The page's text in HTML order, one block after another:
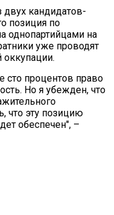
двух кандидатов-
позиция по
однопартийцами на
уже проводят
оккупации.
сто процентов право
Но я убежден, что
что эту позицию
обеспечен", –